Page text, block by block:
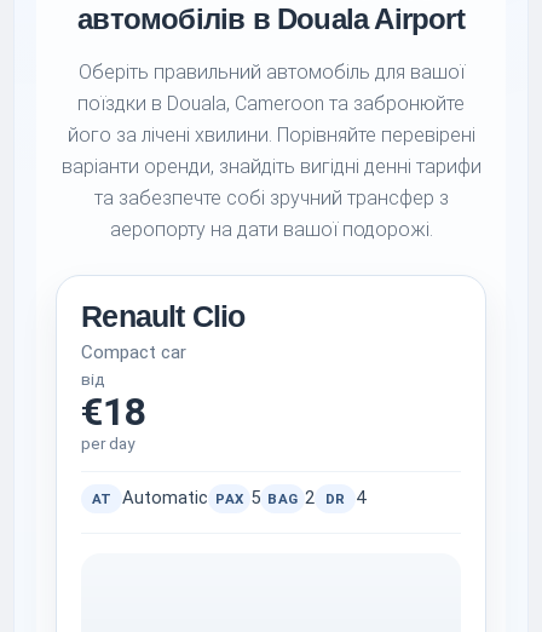
автомобілів в Douala Airport
Оберіть правильний автомобіль для вашої
поїздки в Douala, Cameroon та забронюйте
його за лічені хвилини. Порівняйте перевірені
варіанти оренди, знайдіть вигідні денні тарифи
та забезпечте собі зручний трансфер з
аеропорту на дати вашої подорожі.
Renault Clio
Compact car
від
€18
per day
AT Automatic PAX 5 BAG 2 DR 4